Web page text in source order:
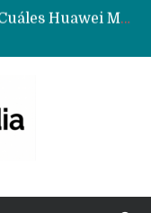
Data Centers de Huawei en Chile, México, Brasil,Perú y Argentina podrían verse afectados por arremetida de EE.UU